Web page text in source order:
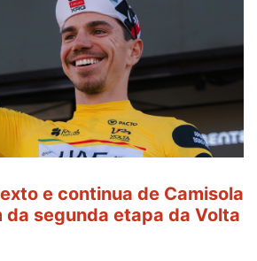
e continua de Camisola
da segunda etapa da Volta